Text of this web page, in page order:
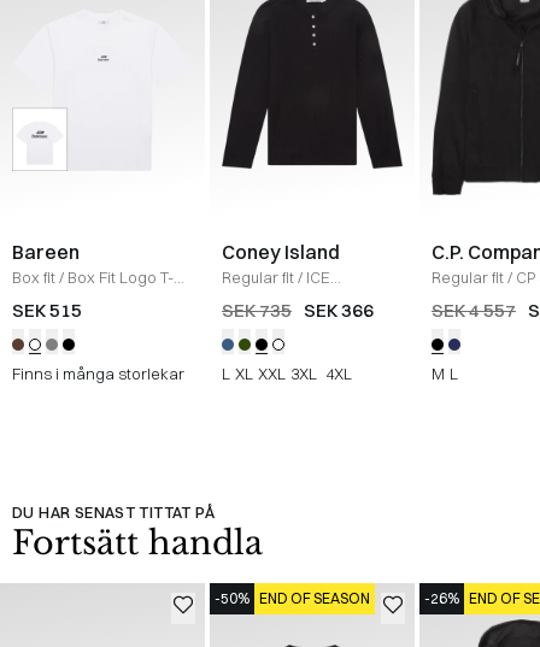
Bareen
Box fit/ Box Fit Logo T-
shirt /WHITE
SEK 515
Finns i många storlekar
Coney Island
Regular fit/ ICE
Sweatshirt
/BLACK
SEK 735 SEK 366
L XL XXL 3XL 4XL
C.P.
Regular fit/
Jacka /SORT
SEK 4 557
M L
DU HAR SENAST TITTAT PÅ
Fortsätt handla
-50% END OF SEASON -26% END OF